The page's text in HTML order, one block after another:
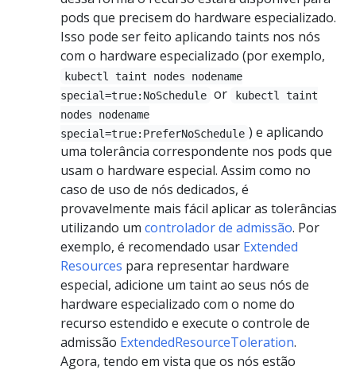
pods que precisem do hardware especializado.
Isso pode ser feito aplicando taints nos nós
com o hardware especializado (por exemplo,
kubectl taint nodes nodename
special=true:NoSchedule or
kubectl taint
nodes nodename
special=true:PreferNoSchedule ) e aplicando
uma tolerância correspondente nos pods que
usam o hardware especial. Assim como no
caso de uso de nós dedicados, é
provavelmente mais fácil aplicar as tolerâncias
utilizando um controlador de admissão. Por
exemplo, é recomendado usar Extended
Resources para representar hardware
especial, adicione um taint ao seus nós de
hardware especializado com o nome do
recurso estendido e execute o controle de
admissão ExtendedResourceToleration.
Agora, tendo em vista que os nós estão